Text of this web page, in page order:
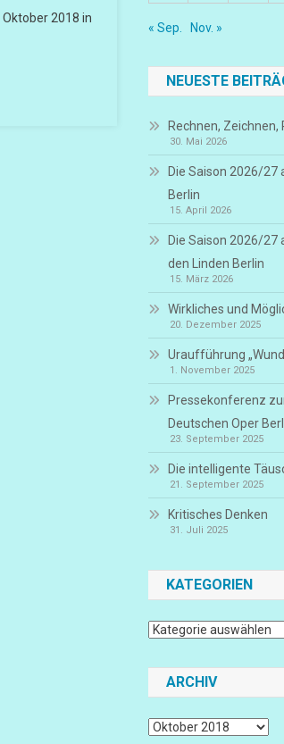
2018 in
« Sep. Nov. »
NEUESTE
Rechnen, Zeichnen,
30. Mai 2026
Die Saison 2026/27
Berlin
15. April 2026
Die Saison 2026/27
den Linden Berlin
15. März 2026
Wirkliches und
20. Dezember 2025
Uraufführung
1. November 2025
Pressekonferenz
Deutschen Oper
23. September 2025
Die intelligente
21. September 2025
Kritisches Denken
31. Juli 2025
KATEGORIEN
Kategorien
ARCHIV
Archiv